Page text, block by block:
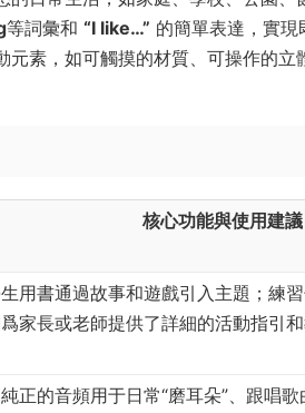
等詞彙和 “I like…” 的簡單表達，實現
元素，如可觸摸的材質、可操作的
核心功能與使用建議
用書通過故事和遊戲引入主題；練
家長或老師提供了詳細的活動指引
正的音頻用于日常“磨耳朵”、跟唱